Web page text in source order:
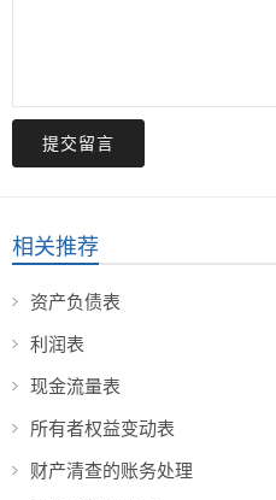
提交留言
相关推荐
资产负债表
利润表
现金流量表
所有者权益变动表
财产清查的账务处理